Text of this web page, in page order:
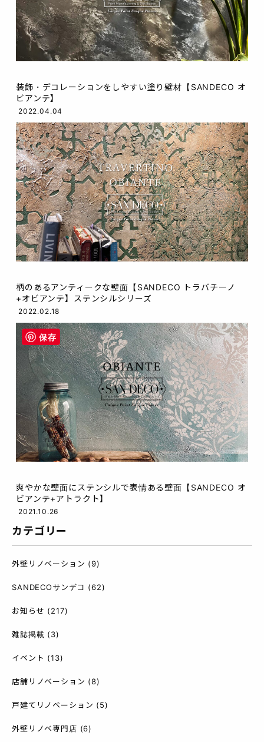
装飾・デコレーションをしやすい塗り壁材【SANDECO オ
ビアンテ】
2022.04.04
柄のあるアンティークな壁面【SANDECO トラバチーノ
+オビアンテ】ステンシルシリーズ
2022.02.18
爽やかな壁面にステンシルで表情ある壁面【SANDECO オ
ビアンテ+アトラクト】
2021.10.26
カテゴリー
外壁リノベーション (9)
SANDECOサンデコ (62)
お知らせ (217)
雑誌掲載 (3)
イベント (13)
店舗リノベーション (8)
戸建てリノベーション (5)
外壁リノベ専門店 (6)
保存